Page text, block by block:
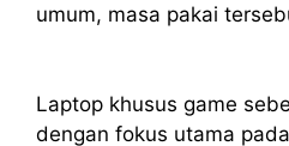
umum, masa pakai
Laptop khusus game
dengan fokus utama